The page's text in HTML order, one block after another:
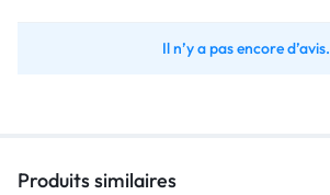
Il n’y a pas encore d’avis.
Produits similaires